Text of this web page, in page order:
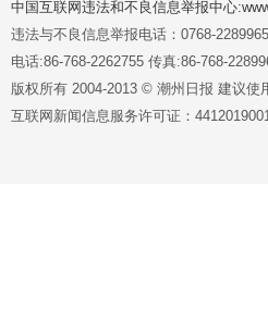
中国互联网违法和不良信息举报中心
违法与不良信息举报电话：0768-
电话:86-768-2262755 传真:86-768-
版权所有 2004-2013 © 潮州日报 建议使
互联网新闻信息服务许可证：